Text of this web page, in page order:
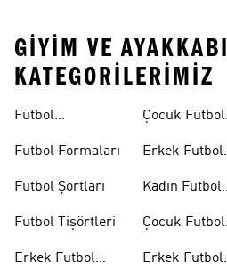
GIYIM VE AYAKKABI
KATEGORILERIMIZ
Futbol
Futbol Formaları
Futbol Şortları
Futbol Tişörtleri
Erkek Futbol
Çocuk Futbol
Erkek Futbol
Kadın Futbol
Çocuk Futbol
Erkek Futbol